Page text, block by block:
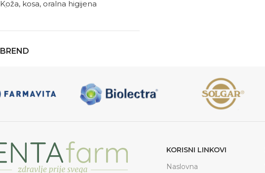
Koža, kosa, oralna higijena
BREND
KORISNI LINKOVI
Naslovna